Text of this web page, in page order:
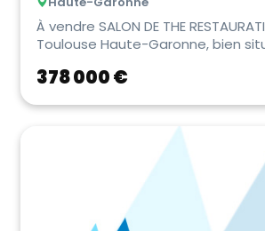
À vendre SALON DE THE
Toulouse Haute-Garonne, bien
378 000 €